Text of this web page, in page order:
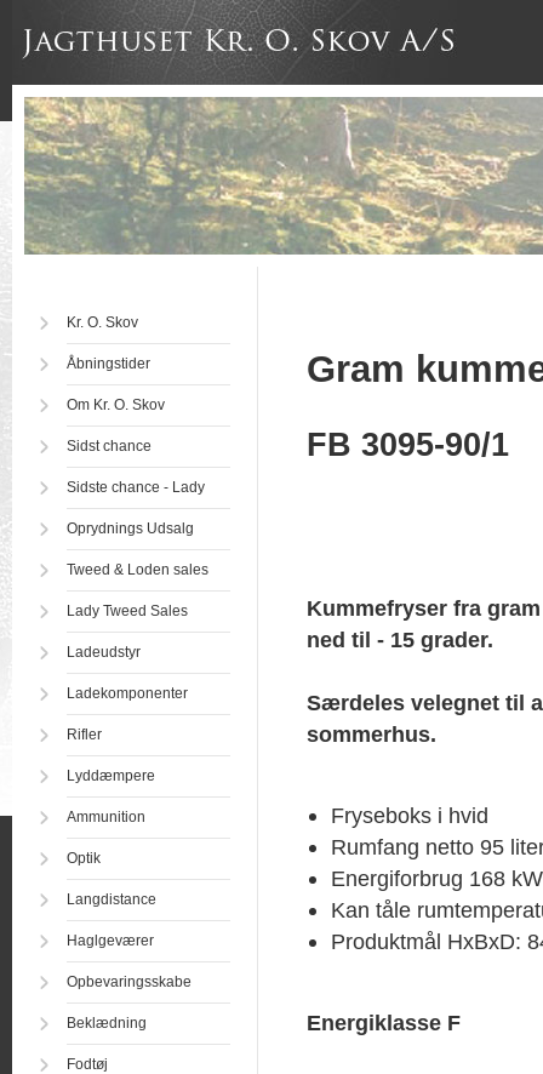
Kr. O. Skov
Åbningstider
Om Kr. O. Skov
Sidst chance
Sidste chance - Lady
Oprydnings Udsalg
Tweed & Loden sales
Lady Tweed Sales
Ladeudstyr
Ladekomponenter
Rifler
Lyddæmpere
Ammunition
Optik
Langdistance
Haglgeværer
Opbevaringsskabe
Beklædning
Fodtøj
Gram
FB 3095-90/1
Kummefryser fra
ned til - 15 grader.
Særdeles velegnet til
sommerhus.
Fryseboks i hvid
Rumfang netto 95
Energiforbrug 168
Kan tåle
Produktmål HxBxD:
Energiklasse F